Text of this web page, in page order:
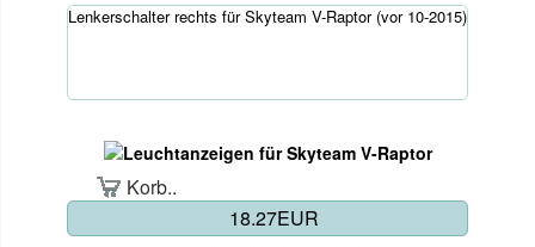
Lenkerschalter rechts für Skyteam V-Raptor (vor 10-2015)
Korb..
18.27EUR